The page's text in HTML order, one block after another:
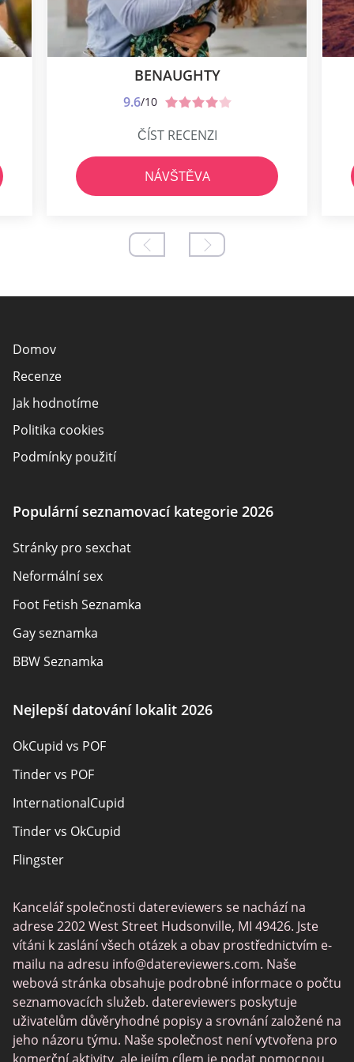
BENAUGHTY
9.6/10
ČÍST RECENZI
NÁVŠTĚVA
Domov
Recenze
Jak hodnotíme
Politika cookies
Podmínky použití
O nás
Populární seznamovací kategorie 2026
Stránky pro sexchat
Neformální sex
Foot Fetish Seznamka
Gay seznamka
BBW Seznamka
Pansexual Seznamka
Rencontres adultes
Senior Seznamka
Christian Seznamka
Místní singly online
Trans Seznamka
Seznamovací aplikace
Nejlepší datování lokalit 2026
OkCupid vs POF
Tinder vs POF
InternationalCupid
Tinder vs OkCupid
Flingster
Chat Avenue
Zoosk vs Match
Feabie
POF vs Match
SPDate
eHarmony vs OkCupid
Kancelář společnosti datereviewers se nachází na
adrese 2202 West Street Hudsonville, MI 49426. Jste
vítáni k zaslání všech otázek a obav prostřednictvím e-
mailu na adresu info@datereviewers.com. Naše
webová stránka obsahuje podrobné informace o počtu
seznamovacích služeb. datereviewers poskytuje
uživatelům důvěryhodné popisy a srovnání založené na
jeho názoru týmu. Naše společnost není vytvořena pro
komerční aktivity, ale jejím cílem je podat pomocnou